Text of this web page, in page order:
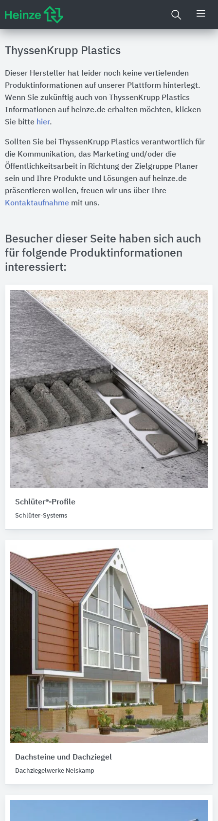
ThyssenKrupp Plastics
Dieser Hersteller hat leider noch keine vertiefenden
Produktinformationen auf unserer Plattform hinterlegt.
Wenn Sie zukünftig auch von ThyssenKrupp Plastics
Informationen auf heinze.de erhalten möchten, klicken
Sie bitte hier.
Sollten Sie bei ThyssenKrupp Plastics verantwortlich für
die Kommunikation, das Marketing und/oder die
Öffentlichkeitsarbeit in Richtung der Zielgruppe Planer
sein und Ihre Produkte und Lösungen auf heinze.de
präsentieren wollen, freuen wir uns über Ihre
Kontaktaufnahme mit uns.
Besucher dieser Seite haben sich auch
für folgende Produktinformationen
interessiert:
Schlüter®-Profile
Schlüter-Systems
Dachsteine und Dachziegel
Dachziegelwerke Nelskamp